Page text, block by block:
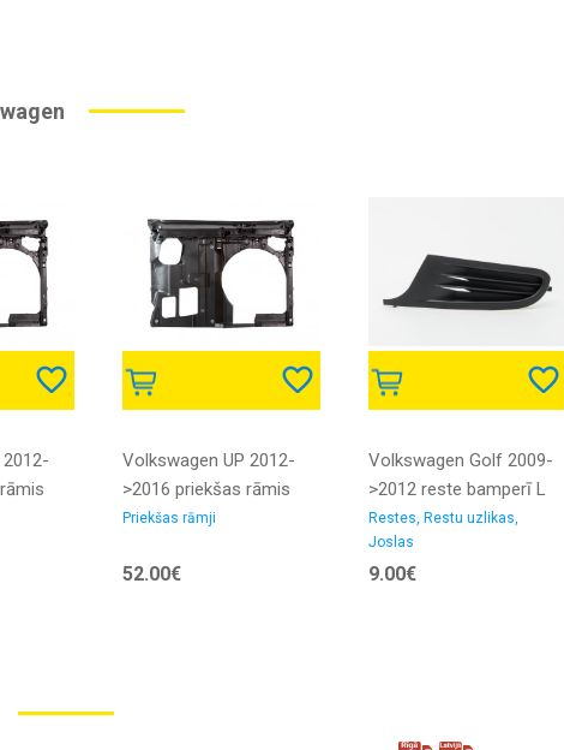
Volkswagen UP 2012-
>2016 priekšas rāmis
Priekšas rāmji
52.00€
Volkswagen Golf 2009-
>2012 reste bamperī L
Restes, Restu uzlikas,
Joslas
9.00€